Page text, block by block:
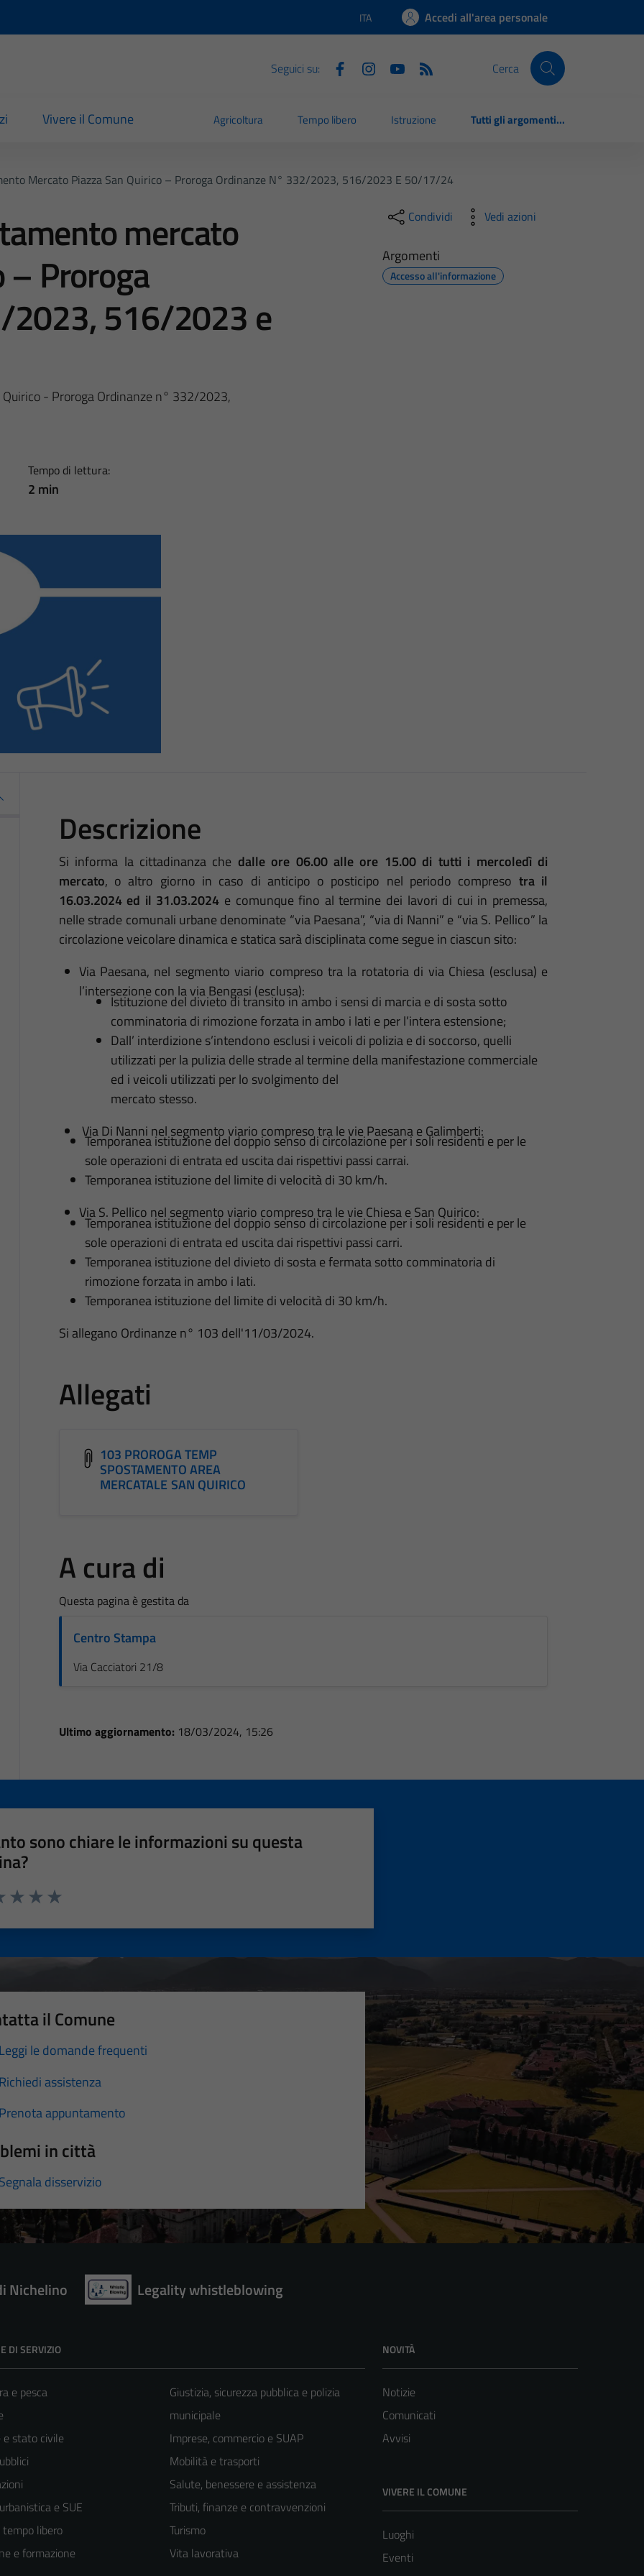
Lingua attiva:
ITA Accedi all'area personale
Seguici su: Cerca
Vivere il Comune Agricoltura Tempo libero Istruzione Tutti gli argomenti...
Mercato Piazza San Quirico – Proroga Ordinanze N° 332/2023, 516/2023 E 50/17/24
mercato
– Proroga
2023, 516/2023 e
- Proroga Ordinanze n° 332/2023,
Tempo di lettura:
2 min
Condividi Vedi azioni
Argomenti
Accesso all'informazione
Descrizione
Si informa la cittadinanza che dalle ore 06.00 alle ore 15.00 di tutti i mercoledì di
mercato, o altro giorno in caso di anticipo o posticipo nel periodo compreso tra il
16.03.2024 ed il 31.03.2024 e comunque fino al termine dei lavori di cui in premessa,
nelle strade comunali urbane denominate “via Paesana”, “via di Nanni” e “via S. Pellico” la
circolazione veicolare dinamica e statica sarà disciplinata come segue in ciascun sito:
Via Paesana, nel segmento viario compreso tra la rotatoria di via Chiesa (esclusa) e
l’intersezione con la via Bengasi (esclusa):
Istituzione del divieto di transito in ambo i sensi di marcia e di sosta sotto
comminatoria di rimozione forzata in ambo i lati e per l’intera estensione;
Dall’ interdizione s’intendono esclusi i veicoli di polizia e di soccorso, quelli
utilizzati per la pulizia delle strade al termine della manifestazione commerciale
ed i veicoli utilizzati per lo svolgimento del
mercato stesso.
Via Di Nanni nel segmento viario compreso tra le vie Paesana e Galimberti:
Temporanea istituzione del doppio senso di circolazione per i soli residenti e per le
sole operazioni di entrata ed uscita dai rispettivi passi carrai.
Temporanea istituzione del limite di velocità di 30 km/h.
Via S. Pellico nel segmento viario compreso tra le vie Chiesa e San Quirico:
Temporanea istituzione del doppio senso di circolazione per i soli residenti e per le
sole operazioni di entrata ed uscita dai rispettivi passi carri.
Temporanea istituzione del divieto di sosta e fermata sotto comminatoria di
rimozione forzata in ambo i lati.
Temporanea istituzione del limite di velocità di 30 km/h.
Si allegano Ordinanze n° 103 dell'11/03/2024.
Allegati
103 PROROGA TEMP
SPOSTAMENTO AREA
MERCATALE SAN QUIRICO
A cura di
Questa pagina è gestita da
Centro Stampa
Via Cacciatori 21/8
Ultimo aggiornamento: 18/03/2024, 15:26
sono chiare le informazioni su questa
il Comune
Leggi le domande frequenti
Richiedi assistenza
Prenota appuntamento
in città
Segnala disservizio
Nichelino Legality whistleblowing
DI SERVIZIO
e pesca
e stato civile
e SUE
libero
e formazione
Giustizia, sicurezza pubblica e polizia
municipale
Imprese, commercio e SUAP
Mobilità e trasporti
Salute, benessere e assistenza
Tributi, finanze e contravvenzioni
Turismo
Vita lavorativa
NOVITÀ
Notizie
Comunicati
Avvisi
VIVERE IL COMUNE
Luoghi
Eventi